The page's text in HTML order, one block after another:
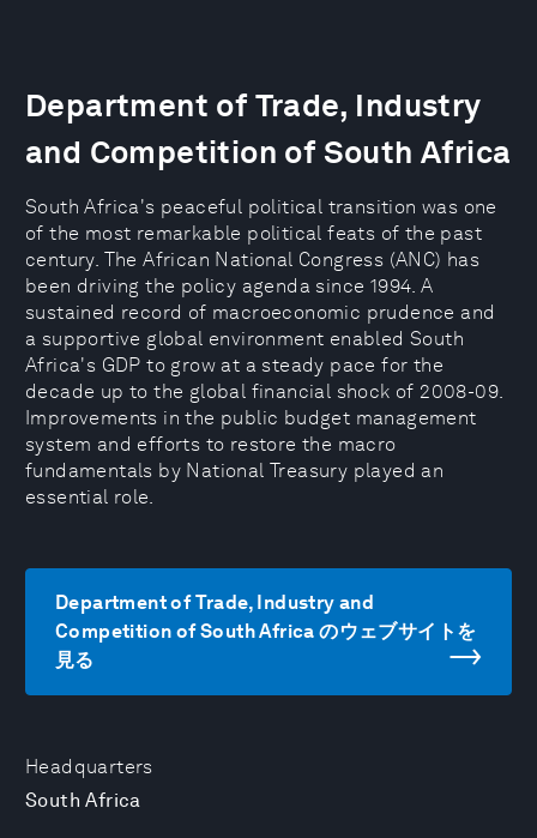
Headquarters
South Africa
Department of Trade, Industry
and Competition of South Africa
South Africa's peaceful political transition was one
of the most remarkable political feats of the past
century. The African National Congress (ANC) has
been driving the policy agenda since 1994. A
sustained record of macroeconomic prudence and
a supportive global environment enabled South
Africa's GDP to grow at a steady pace for the
decade up to the global financial shock of 2008-09.
Improvements in the public budget management
system and efforts to restore the macro
fundamentals by National Treasury played an
essential role.
Department of Trade, Industry and
Competition of South Africa のウェブサイトを
見る